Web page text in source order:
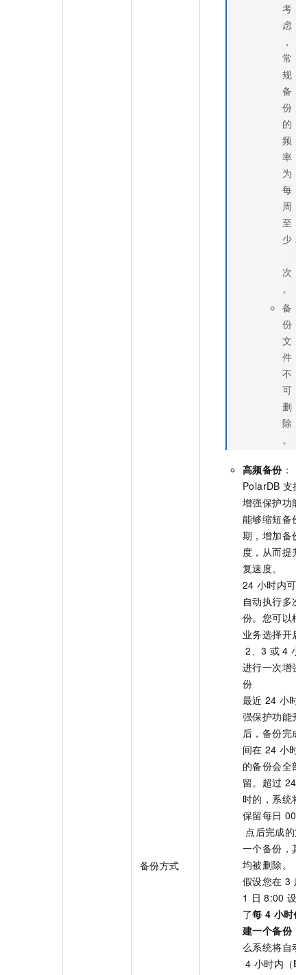
备份方式
考
虑
，
常
规
备
份
的
频
率
为
每
周
至
少 2
次
。
备
份
文
件
不
可
删
除
。
高频备份：
PolarDB 支持
增强保护功能
能够缩短备份
期，增加备份
度，从而提升
复速度。
24 小时内可以
自动执行多次
份。您可以根
业务选择开启
2、3 或 4 小
进行一次增强
份
最近 24 小时
强保护功能开
后，备份完成
间在 24 小时
的备份会全部
留。超过 24
时的，系统将
保留每日
点后完成的第
一个备份，其
均被删除。
假设您在 3 月
1 日 8:00 设置
了每 4 小时创
建一个备份，
么系统将自动
4 小时内（即